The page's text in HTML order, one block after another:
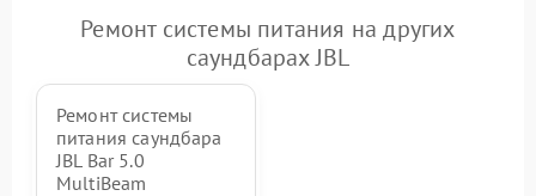
Ремонт системы питания на других
саундбарах JBL
Ремонт системы
питания саундбара
JBL Bar 5.0
MultiBeam